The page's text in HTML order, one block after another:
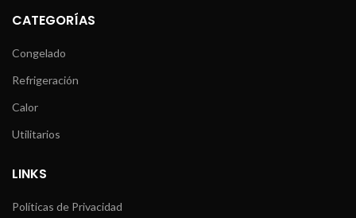
CATEGORÍAS
Congelado
Refrigeración
Calor
Utilitarios
LINKS
Políticas de Privacidad